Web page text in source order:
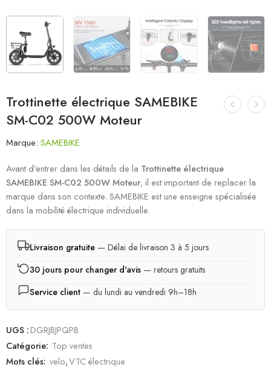
Trottinette électrique SAMEBIKE
SM-C02 500W Moteur
Marque: SAMEBIKE
Avant d’entrer dans les détails de la Trottinette électrique
SAMEBIKE SM-C02 500W Moteur, il est important de replacer la
marque dans son contexte. SAMEBIKE est une enseigne spécialisée
dans la mobilité électrique individuelle.
Livraison gratuite — Délai de livraison 3 à 5 jours
30 jours pour changer d'avis — retours gratuits
Service client — du lundi au vendredi 9h–18h
UGS :DGRJBJPQPB
Catégorie: Top ventes
Mots clés: velo,VTC électrique